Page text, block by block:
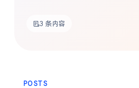
3 条内容
POSTS